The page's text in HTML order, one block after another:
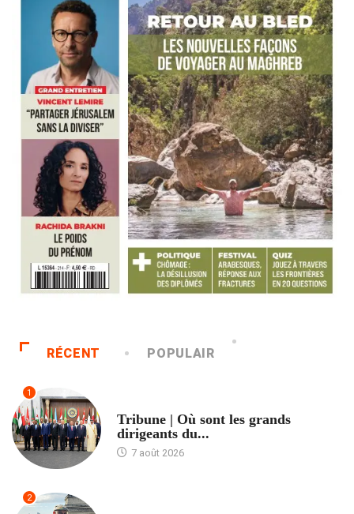
RÉCENT POPULAIR
1
Tribune | Où sont les grands
dirigeants du...
7 août 2026
2